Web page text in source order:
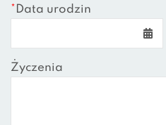
* Data urodzin
Życzenia